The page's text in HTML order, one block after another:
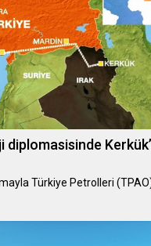
diplomasisinde
Türkiye Petrolleri